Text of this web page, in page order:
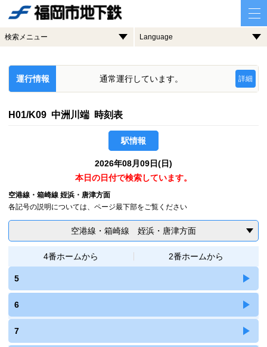
検索メニュー Language
運行情報 通常運行しています。 詳細
H01/K09 中洲川端 時刻表
駅情報
2026年08月09日(日)
本日の日付で検索しています。
空港線・箱崎線 姪浜・唐津方面
各記号の説明については、ページ最下部をご覧ください
空港線・箱崎線 姪浜・唐津方面
4番ホームから 2番ホームから
5
6
7